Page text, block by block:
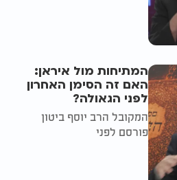
המתיחות מול איראן:
האם זה הסימן האחרון
לפני הגאולה?
המקובל הרב יוסף ביטון
פורסם לפני